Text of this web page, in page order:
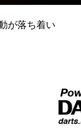
が落ち着い